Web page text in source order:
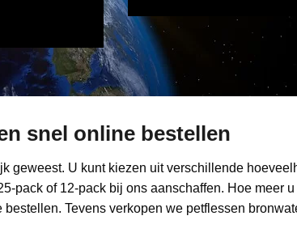
snel online bestellen
geweest. U kunt kiezen uit verschillende
pack of 12-pack bij ons aanschaffen. Hoe meer
Tevens verkopen we petflessen